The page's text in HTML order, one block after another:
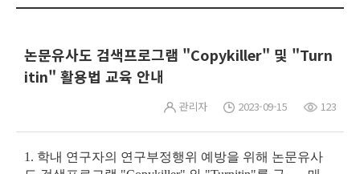
논문유사도 검색프로그램 "Copykiller" 및 "Turn
itin" 활용법 교육 안내
관리자 2023-09-15 123
1. 학내 연구자의 연구부정행위 예방을 위해 논문유사